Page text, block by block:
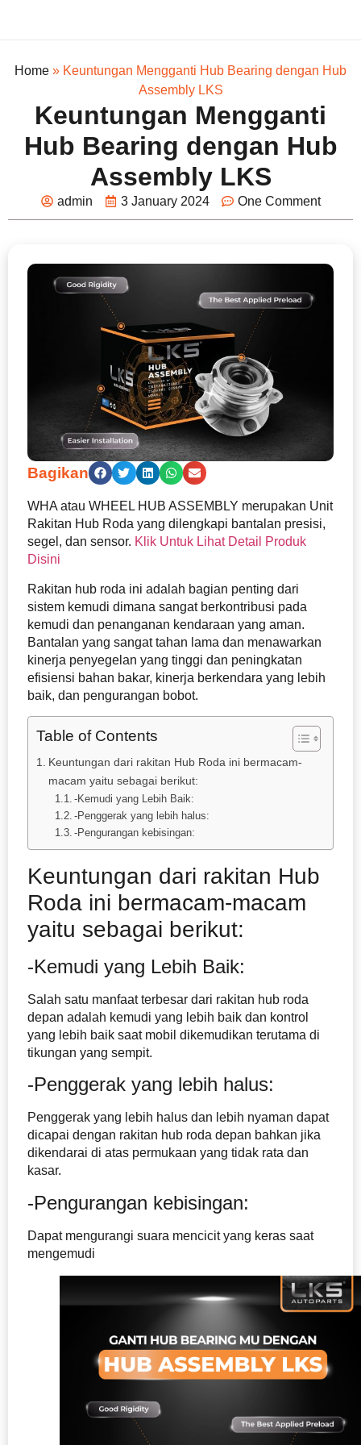
Home » Keuntungan Mengganti Hub Bearing dengan Hub
Assembly LKS
Keuntungan Mengganti
Hub Bearing dengan Hub
Assembly LKS
admin 3 January 2024 One Comment
Bagikan
WHA atau WHEEL HUB ASSEMBLY merupakan Unit
Rakitan Hub Roda yang dilengkapi bantalan presisi,
segel, dan sensor. Klik Untuk Lihat Detail Produk
Disini
Rakitan hub roda ini adalah bagian penting dari
sistem kemudi dimana sangat berkontribusi pada
kemudi dan penanganan kendaraan yang aman.
Bantalan yang sangat tahan lama dan menawarkan
kinerja penyegelan yang tinggi dan peningkatan
efisiensi bahan bakar, kinerja berkendara yang lebih
baik, dan pengurangan bobot.
Table of Contents
Keuntungan dari rakitan Hub Roda ini bermacam-
macam yaitu sebagai berikut:
-Kemudi yang Lebih Baik:
-Penggerak yang lebih halus:
-Pengurangan kebisingan:
Keuntungan dari rakitan Hub
Roda ini bermacam-macam
yaitu sebagai berikut:
-Kemudi yang Lebih Baik:
Salah satu manfaat terbesar dari rakitan hub roda
depan adalah kemudi yang lebih baik dan kontrol
yang lebih baik saat mobil dikemudikan terutama di
tikungan yang sempit.
-Penggerak yang lebih halus:
Penggerak yang lebih halus dan lebih nyaman dapat
dicapai dengan rakitan hub roda depan bahkan jika
dikendarai di atas permukaan yang tidak rata dan
kasar.
-Pengurangan kebisingan:
Dapat mengurangi suara mencicit yang keras saat
mengemudi